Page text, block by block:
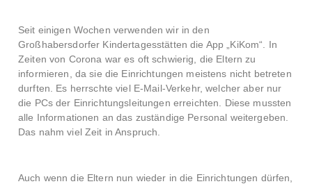
Seit einigen Wochen verwenden wir in den
Großhabersdorfer Kindertagesstätten die App „KiKom“. In
Zeiten von Corona war es oft schwierig, die Eltern zu
informieren, da sie die Einrichtungen meistens nicht betreten
durften. Es herrschte viel E-Mail-Verkehr, welcher aber nur
die PCs der Einrichtungsleitungen erreichten. Diese mussten
alle Informationen an das zuständige Personal weitergeben.
Das nahm viel Zeit in Anspruch.
Auch wenn die Eltern nun wieder in die Einrichtungen dürfen,